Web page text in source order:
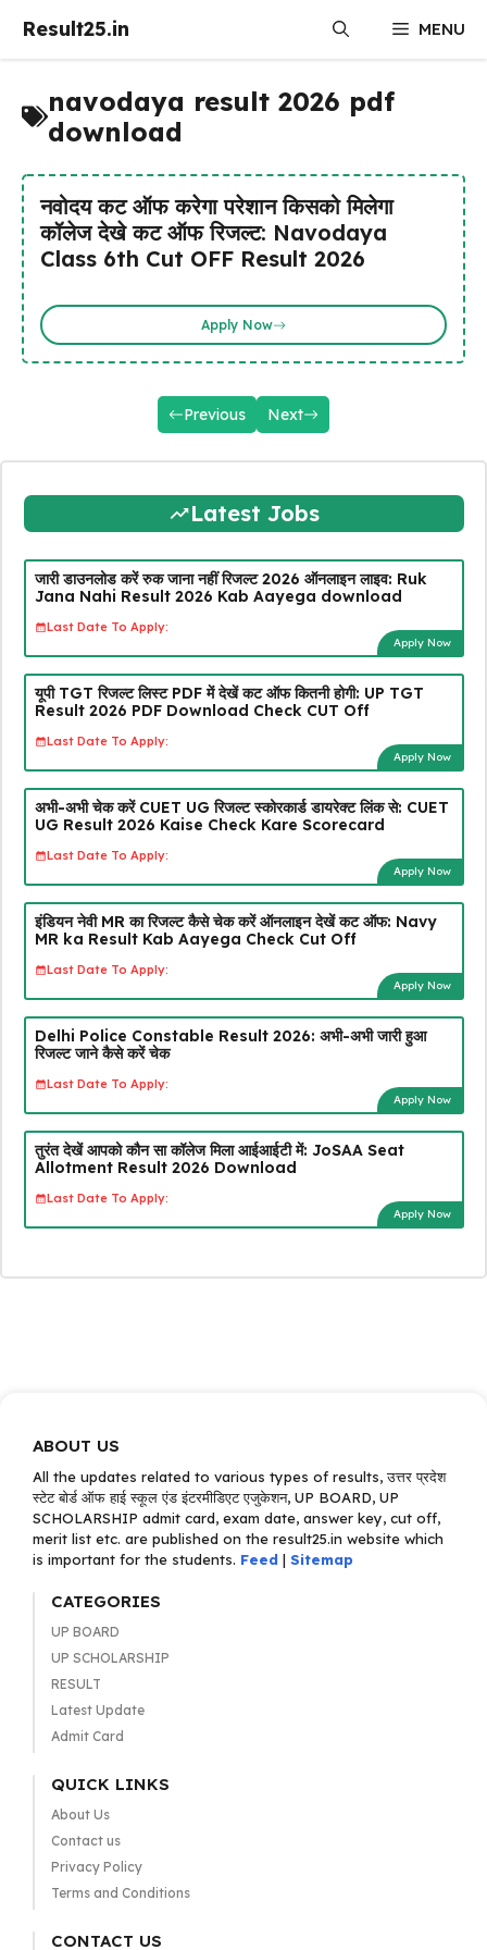
Result25.in MENU
navodaya result 2026 pdf
download
नवोदय कट ऑफ करेगा परेशान किसको मिलेगा
कॉलेज देखे कट ऑफ रिजल्ट: Navodaya
Class 6th Cut OFF Result 2026
Apply Now
Previous Next
Latest Jobs
जारी डाउनलोड करें रुक जाना नहीं रिजल्ट 2026 ऑनलाइन लाइव: Ruk
Jana Nahi Result 2026 Kab Aayega download
Last Date To Apply:
Apply Now
यूपी TGT रिजल्ट लिस्ट PDF में देखें कट ऑफ कितनी होगी: UP TGT
Result 2026 PDF Download Check CUT Off
Last Date To Apply:
Apply Now
अभी-अभी चेक करें CUET UG रिजल्ट स्कोरकार्ड डायरेक्ट लिंक से: CUET
UG Result 2026 Kaise Check Kare Scorecard
Last Date To Apply:
Apply Now
इंडियन नेवी MR का रिजल्ट कैसे चेक करें ऑनलाइन देखें कट ऑफ: Navy
MR ka Result Kab Aayega Check Cut Off
Last Date To Apply:
Apply Now
Delhi Police Constable Result 2026: अभी-अभी जारी हुआ
रिजल्ट जाने कैसे करें चेक
Last Date To Apply:
Apply Now
तुरंत देखें आपको कौन सा कॉलेज मिला आईआईटी में: JoSAA Seat
Allotment Result 2026 Download
Last Date To Apply:
Apply Now
ABOUT US
All the updates related to various types of results, उत्तर प्रदेश
स्टेट बोर्ड ऑफ हाई स्कूल एंड इंटरमीडिएट एजुकेशन, UP BOARD, UP
SCHOLARSHIP admit card, exam date, answer key, cut off,
merit list etc. are published on the result25.in website which
is important for the students. Feed | Sitemap
CATEGORIES
UP BOARD
UP SCHOLARSHIP
RESULT
Latest Update
Admit Card
QUICK LINKS
About Us
Contact us
Privacy Policy
Terms and Conditions
CONTACT US